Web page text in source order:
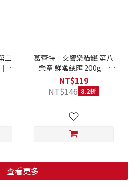
三
罐
德
葛蕾特｜交響樂貓罐 第八
樂章 鮮禽總匯 200g｜
GranataPet 200克 主食罐
無穀罐 無膠罐 主食貓罐 德
罐
NT$119
NT$146 8.2折
查看更多